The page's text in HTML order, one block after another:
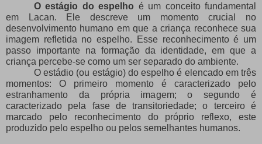
O estágio do espelho é um conceito fundamental
em Lacan. Ele descreve um momento crucial no
desenvolvimento humano em que a criança reconhece sua
imagem refletida no espelho. Esse reconhecimento é um
passo importante na formação da identidade, em que a
criança percebe-se como um ser separado do ambiente.
O estádio (ou estágio) do espelho é elencado em três
momentos: O primeiro momento é caracterizado pelo
estranhamento da própria imagem; o segundo é
caracterizado pela fase de transitoriedade; o terceiro é
marcado pelo reconhecimento do próprio reflexo, este
produzido pelo espelho ou pelos semelhantes humanos.